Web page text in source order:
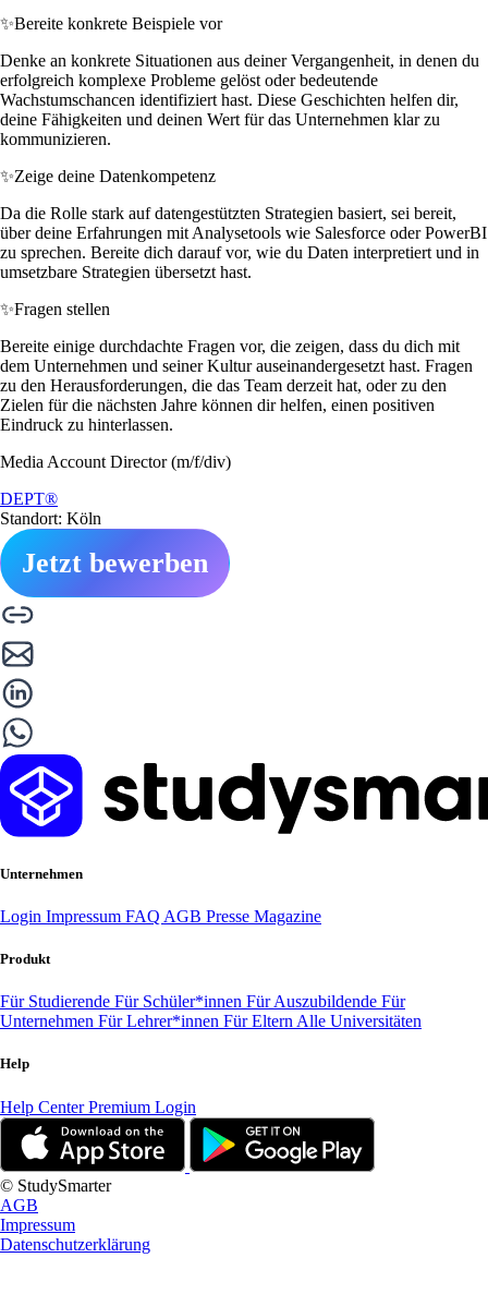
✨Bereite konkrete Beispiele vor
Denke an konkrete Situationen aus deiner Vergangenheit, in denen du
erfolgreich komplexe Probleme gelöst oder bedeutende
Wachstumschancen identifiziert hast. Diese Geschichten helfen dir,
deine Fähigkeiten und deinen Wert für das Unternehmen klar zu
kommunizieren.
✨Zeige deine Datenkompetenz
Da die Rolle stark auf datengestützten Strategien basiert, sei bereit,
über deine Erfahrungen mit Analysetools wie Salesforce oder PowerBI
zu sprechen. Bereite dich darauf vor, wie du Daten interpretiert und in
umsetzbare Strategien übersetzt hast.
✨Fragen stellen
Bereite einige durchdachte Fragen vor, die zeigen, dass du dich mit
dem Unternehmen und seiner Kultur auseinandergesetzt hast. Fragen
zu den Herausforderungen, die das Team derzeit hat, oder zu den
Zielen für die nächsten Jahre können dir helfen, einen positiven
Eindruck zu hinterlassen.
Media Account Director (m/f/div)
DEPT®
Standort: Köln
Jetzt bewerben
Unternehmen
Login Impressum FAQ AGB Presse Magazine
Produkt
Für Studierende Für Schüler*innen Für Auszubildende Für
Unternehmen Für Lehrer*innen Für Eltern Alle Universitäten
Help
Help CenterPremium Login
© StudySmarter
AGB
Impressum
Datenschutzerklärung